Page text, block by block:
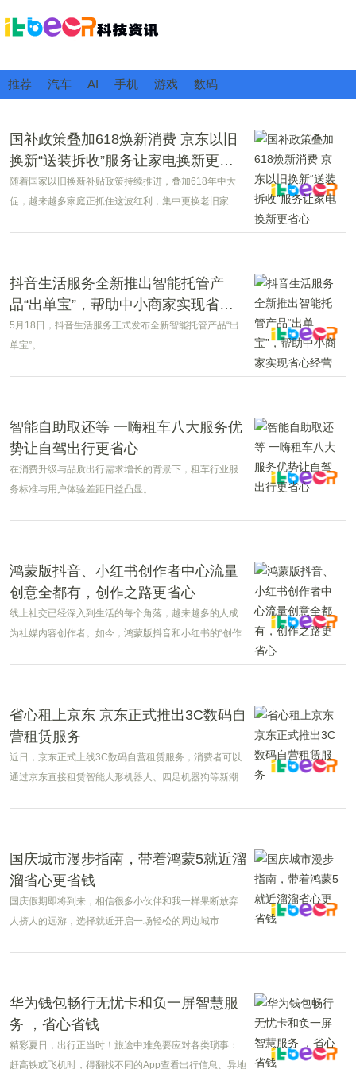
推荐 汽车 AI 手机 游戏 数码
国补政策叠加618焕新消费 京东以旧
换新“送装拆收”服务让家电换新更省
心
随着国家以旧换新补贴政策持续推进，叠加618年中大
促，越来越多家庭正抓住这波红利，集中更换老旧家
抖音生活服务全新推出智能托管产
品“出单宝”，帮助中小商家实现省心
经营
5月18日，抖音生活服务正式发布全新智能托管产品“出
单宝”。
智能自助取还等 一嗨租车八大服务优
势让自驾出行更省心
在消费升级与品质出行需求增长的背景下，租车行业服
务标准与用户体验差距日益凸显。
鸿蒙版抖音、小红书创作者中心流量
创意全都有，创作之路更省心
线上社交已经深入到生活的每个角落，越来越多的人成
为社媒内容创作者。如今，鸿蒙版抖音和小红书的“创作
省心租上京东 京东正式推出3C数码自
营租赁服务
近日，京东正式上线3C数码自营租赁服务，消费者可以
通过京东直接租赁智能人形机器人、四足机器狗等新潮
国庆城市漫步指南，带着鸿蒙5就近溜
溜省心更省钱
国庆假期即将到来，相信很多小伙伴和我一样果断放弃
人挤人的远游，选择就近开启一场轻松的周边城市
华为钱包畅行无忧卡和负一屏智慧服
务 ，省心省钱
精彩夏日，出行正当时！旅途中难免要应对各类琐事：
赶高铁或飞机时，得翻找不同的App查看出行信息、异地